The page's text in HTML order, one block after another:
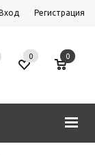
Регистрация
0 0